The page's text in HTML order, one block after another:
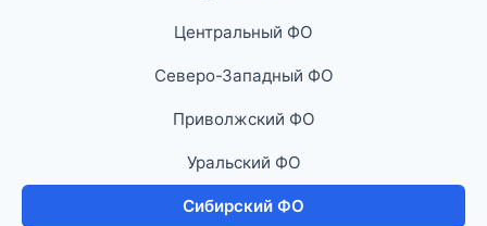
Центральный ФО
Северо-Западный ФО
Приволжский ФО
Уральский ФО
Сибирский ФО